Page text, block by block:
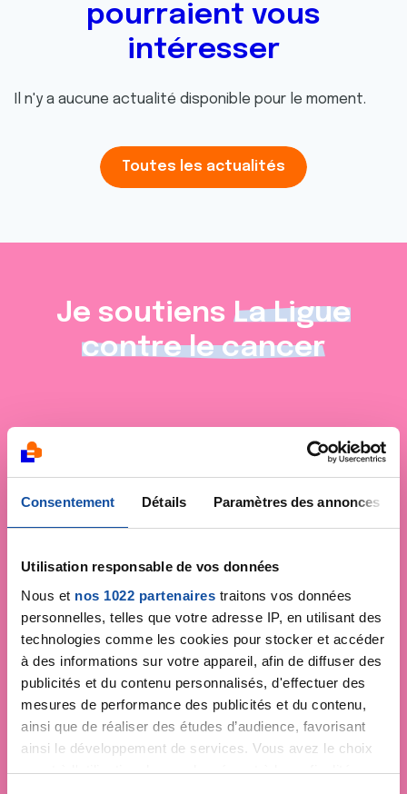
Consentement Détails Paramètres des annonces
Utilisation responsable de vos données
Nous et nos 1022 partenaires traitons vos données
personnelles, telles que votre adresse IP, en utilisant des
technologies comme les cookies pour stocker et accéder
à des informations sur votre appareil, afin de diffuser des
publicités et du contenu personnalisés, d'effectuer des
mesures de performance des publicités et du contenu,
ainsi que de réaliser des études d’audience, favorisant
ainsi le développement de services. Vous avez le choix
quant à l'utilisation de vos données et à leurs finalités.
pourraient vous
intéresser
Il n'y a aucune actualité disponible pour le moment.
Toutes les actualités
Je soutiens La Ligue
contre le cancer